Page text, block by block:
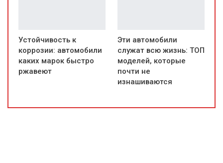
Устойчивость к
коррозии: автомобили
каких марок быстро
ржавеют
Эти автомобили
служат всю жизнь: ТОП
моделей, которые
почти не
изнашиваются